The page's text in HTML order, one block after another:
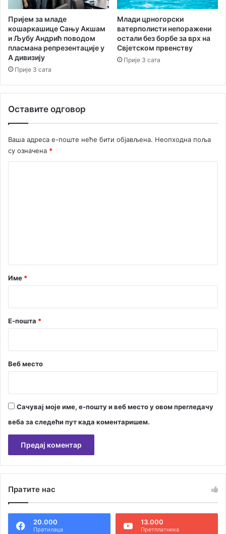
Г
о
м
и
л
и
Пријем за младе
кошаркашице Сању Акшам
и Љубу Андрић поводом
пласмана репрезентације у
А дивизију
Прије 3 сата
Млади црногорски
ватерполисти непоражени
остали без борбе за врх на
Свјетском првенству
Прије 3 сата
Оставите одговор
Ваша адреса е-поште неће бити објављена. Неопходна поља
су означена *
р
Име *
Е-пошта *
Веб место
Сачувај моје име, е-пошту и веб место у овом прегледачу
веба за следећи пут када коментаришем.
тПратите нас
20.000
Пратилаца
13.000
Претплатника